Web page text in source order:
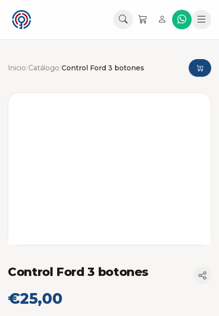
Inicio/Catálogo/Control Ford 3 botones
Control Ford 3 botones
€25,00